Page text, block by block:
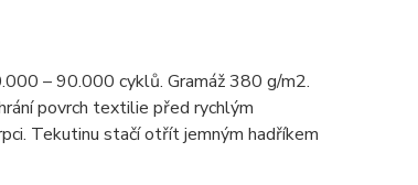
– 90.000 cyklů. Gramáž 380 g/m2.
povrch textilie před rychlým
Tekutinu stačí otřít jemným hadříkem